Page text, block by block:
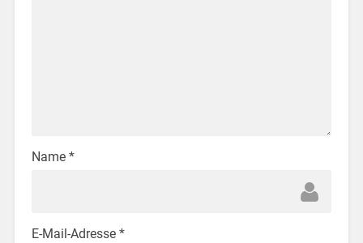
Name *
E-Mail-Adresse *